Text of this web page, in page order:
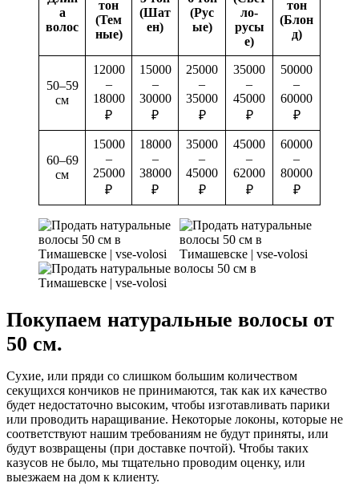
а
волос
тон
(Тем
ные)
(Шат
ен)
(Рус
ые)
ло-
русы
е)
тон
(Блон
д)
50–59
см
12000
–
18000
₽
15000
–
30000
₽
25000
–
35000
₽
35000
–
45000
₽
50000
–
60000
₽
60–69
см
15000
–
25000
₽
18000
–
38000
₽
35000
–
45000
₽
45000
–
62000
₽
60000
–
80000
₽
Покупаем натуральные волосы от
50 см.
Сухие, или пряди со слишком большим количеством
секущихся кончиков не принимаются, так как их качество
будет недостаточно высоким, чтобы изготавливать парики
или проводить наращивание. Некоторые локоны, которые не
соответствуют нашим требованиям не будут приняты, или
будут возвращены (при доставке почтой). Чтобы таких
казусов не было, мы тщательно проводим оценку, или
выезжаем на дом к клиенту.